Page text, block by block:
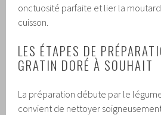
onctuosité parfaite et lier la
cuisson.
LES ÉTAPES DE
GRATIN DORÉ À SOUHAIT
La préparation débute par le
convient de nettoyer